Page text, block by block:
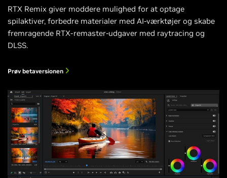
RTX Remix giver moddere mulighed for at optage
spilaktiver, forbedre materialer med AI-værktøjer og skabe
fremragende RTX-remaster-udgaver med raytracing og
DLSS.
Prøv betaversionen